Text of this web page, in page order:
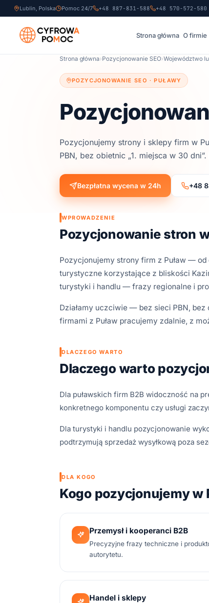
Lublin, Polska Pomoc 24/7 +48 887-831-588 +48 570-572-580
Strona główna O firmie
Strona główna›Pozycjonowanie SEO›Województwo
POZYCJONOWANIE SEO ·PUŁAWY
Pozycjonujemy strony i sklepy firm w
PBN, bez obietnic „1. miejsca w 30
Bezpłatna wycena w 24h +48
WPROWADZENIE
Pozycjonowanie stron
Pozycjonujemy strony firm z Puław —
turystyczne korzystające z bliskości
turystyki i handlu — frazy regionalne i
Działamy uczciwie — bez sieci PBN, bez
firmami z Puław pracujemy zdalnie, z
DLACZEGO WARTO
Dlaczego warto
Dla puławskich firm B2B widoczność na
konkretnego komponentu czy usługi
Dla turystyki i handlu pozycjonowanie
podtrzymują sprzedaż wysyłkową poza
DLA KOGO
Kogo pozycjonujemy w
Przemysł i kooperanci B2B
Precyzyjne frazy techniczne i
autorytetu.
Handel i sklepy